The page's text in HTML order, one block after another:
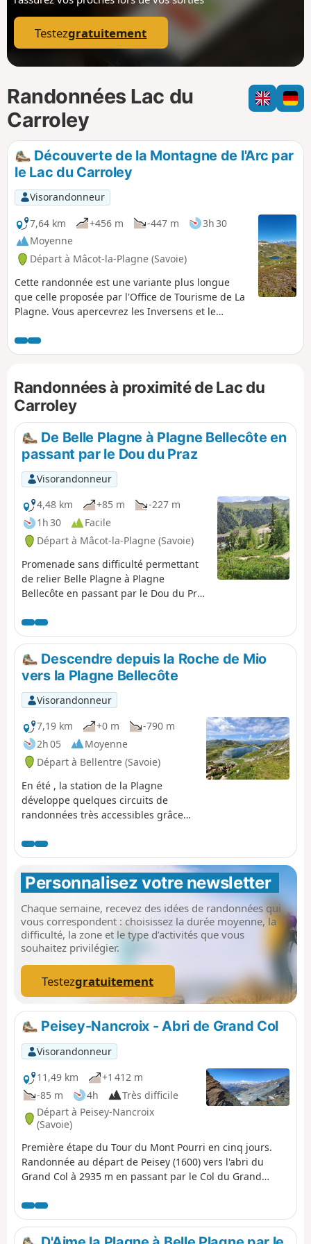
p
Testezgratuitement
Randonnées Lac du
Carroley
Découverte de la Montagne de l'Arc par
le Lac du Carroley
Visorandonneur
7,64 km
+456 m -447 m
3h 30
Moyenne
Départ à Mâcot-la-Plagne (Savoie)
Cette randonnée est une variante plus longue
que celle proposée par l'Office de Tourisme de La
Plagne. Vous apercevrez les Inversens et le
du Carroley et son petit lac. Vous redescendrez à
Belle Plagne en passant au pied du Mont Saint-
Randonnées à proximité de Lac du
Carroley
De Belle Plagne à Plagne Bellecôte en
passant par le Dou du Praz
Visorandonneur
4,48 km
+85 m
-227 m
1h 30
Facile
Départ à Mâcot-la-Plagne (Savoie)
Promenade sans difficulté permettant
de relier Belle Plagne à Plagne
Bellecôte en passant par le Dou du Praz
différents villages de la Plagne ainsi
que sur la vallée et les montagnes
environnantes. Avec la remontée en
télécabine (gratuite), ce circuit se
boucle de manière facile. Ceux qui le
souhaitent pourront remonter à Belle
Plagne à pied.
Descendre depuis la Roche de Mio
vers la Plagne Bellecôte
Visorandonneur
7,19 km
+0 m
-790 m
2h 05
Moyenne
Départ à Bellentre (Savoie)
En été , la station de la Plagne
développe quelques circuits de
randonnées très accessibles grâce
toute en descente permet d'admirer
le secteur en altitude (2710 m) et de
découvrir un paysage de montagne
varié sur un chemin très agréable
jusqu'à La Plagne Bellecôte. Convient
à toute la famille si chacun peut
parcourir cette distance, en précisant
qu'il n'y a pas de raccourci en cas de
Personnalisez votre newsletter
Chaque semaine, recevez des idées de randonnées qui
vous correspondent : choisissez la durée moyenne, la
difficulté, la zone et le type d’activités que vous
souhaitez privilégier.
Testezgratuitement
Peisey-Nancroix - Abri de Grand Col
Visorandonneur
11,49 km
+1 412 m
-85 m
4h
Très difficile
Départ à Peisey-Nancroix
(Savoie)
Première étape du Tour du Mont Pourri en cinq jours.
Randonnée au départ de Peisey (1600) vers l'abri du
Grand Col à 2935 m en passant par le Col du Grand